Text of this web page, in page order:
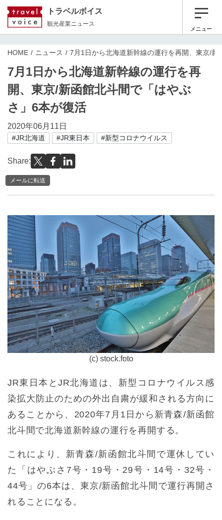
トラベルボイス
観光産業ニュース
メニュー
HOME ニュース 7月1日から北海道新幹線の運行を再開、東京/
7月1日から北海道新幹線の運行を再
開、東京/新函館北斗間で「はやぶ
さ」6本が復活
2020年06月11日
#JR北海道 #JR東日本 #新型コロナウイルス
Share:
メールに転送
(c) stock.foto
JR東日本とJR北海道は、新型コロナウイルス感
染拡大防止のための外出自粛が緩和される方向に
あることから、2020年7月1日から新青森/新函館
北斗間で北海道新幹線の運行を再開する。
これにより、新青森/新函館北斗間で運休してい
た「はやぶさ7号・19号・29号・14号・32号・
44号」の6本は、東京/新函館北斗間で運行再開さ
れることになる。